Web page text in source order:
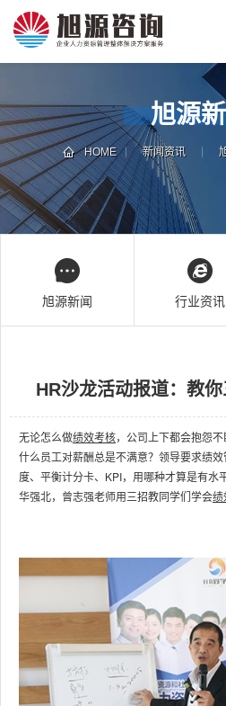
页
页
企
业
培
训
专
家
团
源
电
话
咨
询
旭源
HOME 新闻资讯
旭源新闻 行业资讯
HR沙龙活动报道：教
无论怎么做绩效考核，公司上下都会抱怨
什么员工对薪酬总是不满意？领导要求绩
度、平衡计分卡、KPI，用哪种才算是有
华强北，曾志强老师用三招教同学们学会绩